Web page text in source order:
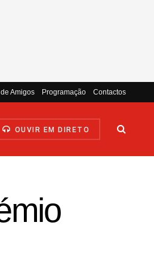
Amigos Programação Contactos
OUVIR EM DIRETO